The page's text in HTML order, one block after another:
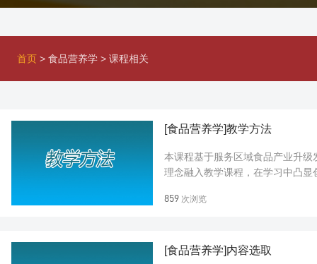
首页 > 食品营养学 > 课程相关
[食品营养学]教学方法
本课程基于服务区域食品产业升级
理念融入教学课程，在学习中凸
859 次浏览
[食品营养学]内容选取